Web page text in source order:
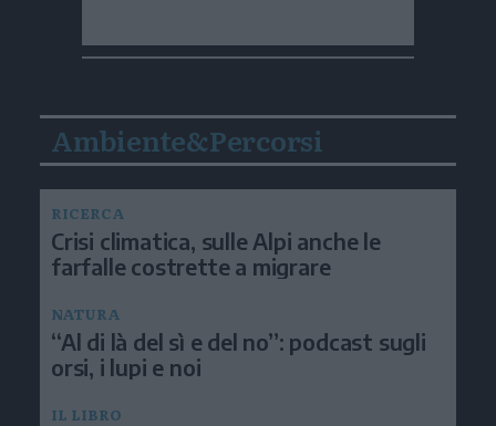
Ambiente&Percorsi
RICERCA
Crisi climatica, sulle Alpi anche le
farfalle costrette a migrare
NATURA
“Al di là del sì e del no”: podcast sugli
orsi, i lupi e noi
IL LIBRO